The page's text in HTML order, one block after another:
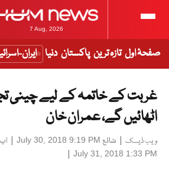
7 Aug, 2026
صفحۂ اول تازہ ترین پاکستان دنیا ایران-
غربت کے خاتمہ کے لیے چینی
اٹھائیں گے، عمران خان
ویب ڈیسک | شائع July 30, 2018 9:19 PM
|
July 31, 2018 1:33 PM
|